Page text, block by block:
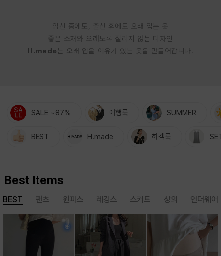
임신 중에도, 출산 후에도 오래 입는 옷
좋은 소재와 오래도록 질리지 않는 디자인
H.made는 오래 입을 이유가 있는 옷을 만들어갑니다.
SALE ~87% 여행룩 SUMMER
BEST H.made 하객룩
Best Items
BEST 팬츠 원피스 레깅스 스커트 상의 언더웨어